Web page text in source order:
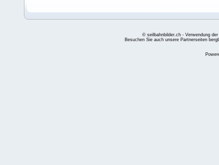
© seilbahnbilder.ch - Verwendung
Besuchen Sie auch unsere Partnerseiten